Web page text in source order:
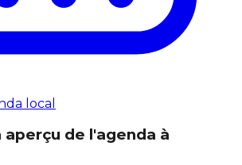
local
aperçu de l'agenda à